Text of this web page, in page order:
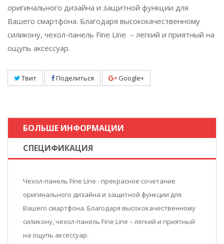
оригинального дизайна и защитной функции для
Вашего смартфона. Благодаря высококачественному
силикону, чехол-панель Fine Line – легкий и приятный на
ощупь аксессуар.
Твит Поделиться Google+
БОЛЬШЕ ИНФОРМАЦИИ
СПЕЦИФИКАЦИЯ
Чехол-панель Fine Line - прекрасное сочетание
оригинального дизайна и защитной функции для
Вашего смартфона. Благодаря высококачественному
силикону, чехол-панель Fine Line – легкий и приятный
на ощупь аксессуар.